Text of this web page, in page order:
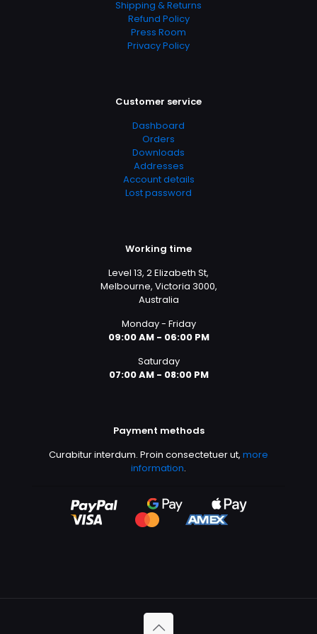
Shipping & Returns
Refund Policy
Press Room
Privacy Policy
Customer service
Dashboard
Orders
Downloads
Addresses
Account details
Lost password
Working time
Level 13, 2 Elizabeth St,
Melbourne, Victoria 3000,
Australia
Monday - Friday
09:00 AM - 06:00 PM
Saturday
07:00 AM - 08:00 PM
Payment methods
Curabitur interdum. Proin consectetuer ut, more
information.